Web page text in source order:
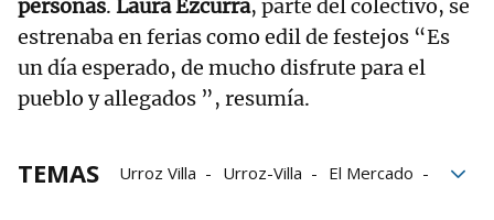
personas. Laura Ezcurra, parte del colectivo, se
estrenaba en ferias como edil de festejos “Es
un día esperado, de mucho disfrute para el
pueblo y allegados ”, resumía.
TEMAS Urroz Villa Urroz-Villa
El Mercado